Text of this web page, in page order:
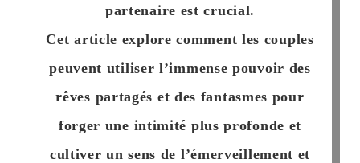
partenaire est crucial.
Cet article explore comment les couples
peuvent utiliser l’immense pouvoir des
rêves partagés et des fantasmes pour
forger une intimité plus profonde et
cultiver un sens de l’émerveillement et